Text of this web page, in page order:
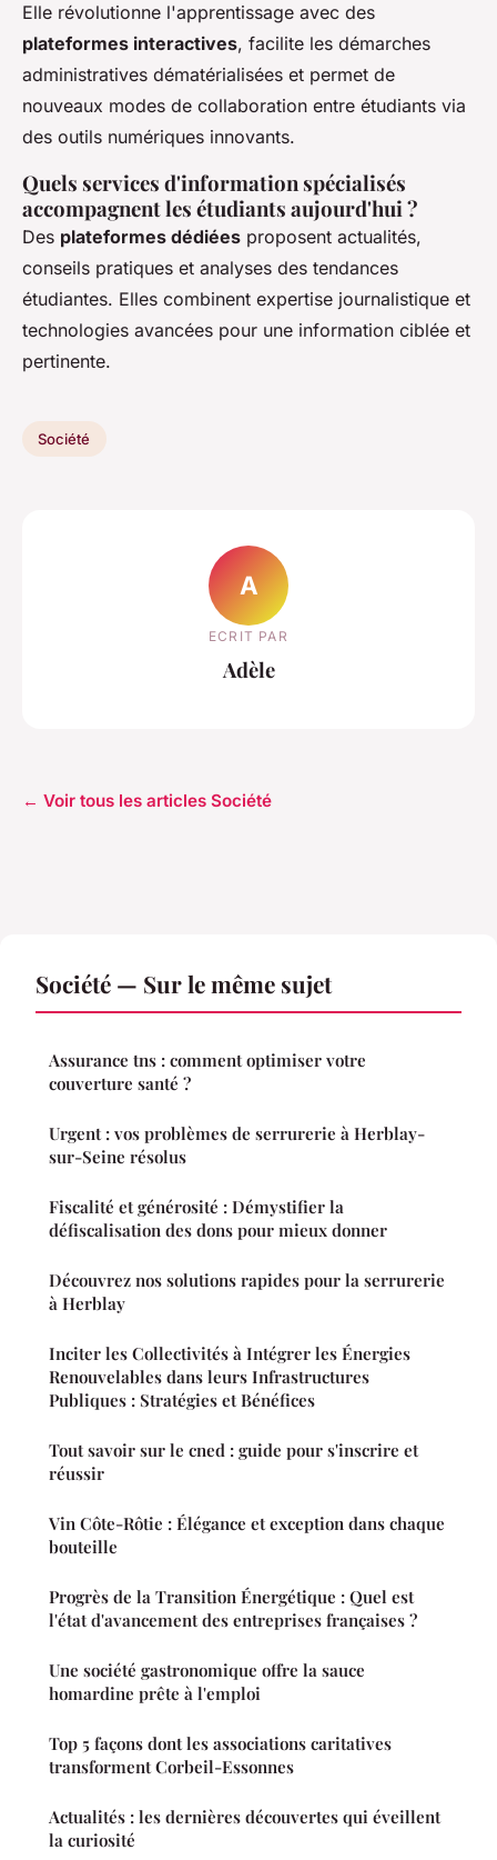
Elle révolutionne l'apprentissage avec des
plateformes interactives, facilite les démarches
administratives dématérialisées et permet de
nouveaux modes de collaboration entre étudiants via
des outils numériques innovants.
Quels services d'information spécialisés
accompagnent les étudiants aujourd'hui ?
Des plateformes dédiées proposent actualités,
conseils pratiques et analyses des tendances
étudiantes. Elles combinent expertise journalistique et
technologies avancées pour une information ciblée et
pertinente.
Société
A
ECRIT PAR
Adèle
← Voir tous les articles Société
Société — Sur le même sujet
Assurance tns : comment optimiser votre
couverture santé ?
Urgent : vos problèmes de serrurerie à Herblay-
sur-Seine résolus
Fiscalité et générosité : Démystifier la
défiscalisation des dons pour mieux donner
Découvrez nos solutions rapides pour la serrurerie
à Herblay
Inciter les Collectivités à Intégrer les Énergies
Renouvelables dans leurs Infrastructures
Publiques : Stratégies et Bénéfices
Tout savoir sur le cned : guide pour s'inscrire et
réussir
Vin Côte-Rôtie : Élégance et exception dans chaque
bouteille
Progrès de la Transition Énergétique : Quel est
l'état d'avancement des entreprises françaises ?
Une société gastronomique offre la sauce
homardine prête à l'emploi
Top 5 façons dont les associations caritatives
transforment Corbeil-Essonnes
Actualités : les dernières découvertes qui éveillent
la curiosité